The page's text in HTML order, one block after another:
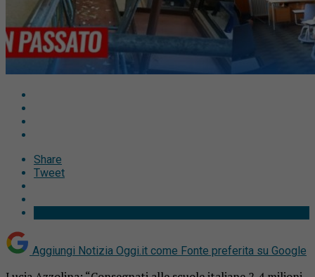
Share
Tweet
Aggiungi Notizia Oggi.it come Fonte preferita su Google